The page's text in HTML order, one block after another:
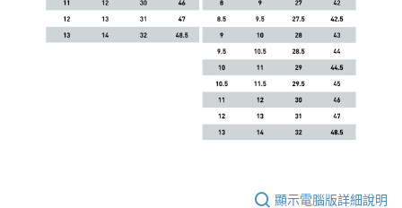
顯示電腦版詳細說明